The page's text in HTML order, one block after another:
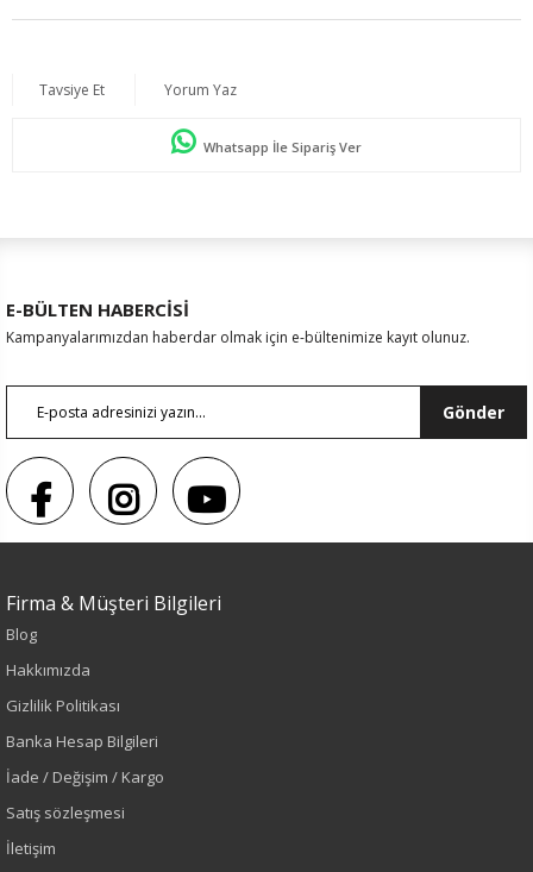
Sezon : YAZLIK
Renk
Sezon
Tavsiye Et Yorum Yaz
Whatsapp İle Sipariş Ver
E-BÜLTEN HABERCİSİ
Kampanyalarımızdan haberdar olmak için e-bültenimize kayıt olunuz.
Gönder
Firma & Müşteri Bilgileri
Blog
Hakkımızda
Gizlilik Politikası
Banka Hesap Bilgileri
İade / Değişim / Kargo
Satış sözleşmesi
İletişim